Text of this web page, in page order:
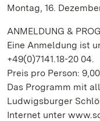
Montag, 16.
ANMELDUNG &
Eine Anmeldung ist
+49(0)7141.18-20 04.
Preis pro Person:
Das Programm mit
Ludwigsburger
Internet unter